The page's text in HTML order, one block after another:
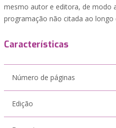
mesmo autor e editora, de modo
programação não citada ao longo
Características
Número de páginas
Edição